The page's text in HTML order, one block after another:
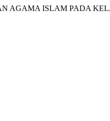
AGAMA ISLAM PADA